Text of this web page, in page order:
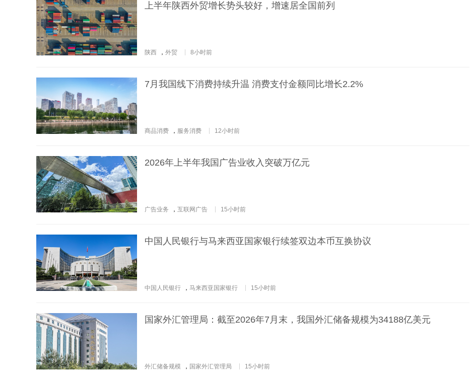
上半年陕西外贸增长势头较好，增速居全国前列
陕西 ， 外贸 8小时前
7月我国线下消费持续升温 消费支付金额同比增长2.2%
商品消费 ， 服务消费 12小时前
2026年上半年我国广告业收入突破万亿元
广告业务 ， 互联网广告 15小时前
中国人民银行与马来西亚国家银行续签双边本币互换协议
中国人民银行 ， 马来西亚国家银行 15小时前
国家外汇管理局：截至2026年7月末，我国外汇储备规模为34188亿美元
外汇储备规模 ， 国家外汇管理局 15小时前